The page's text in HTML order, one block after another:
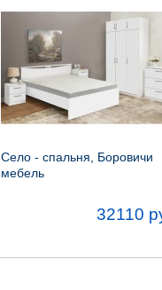
Село - спальня, Боровичи
мебель
32110